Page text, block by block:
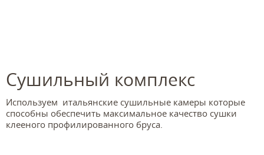
Сушильный комплекс
Используем итальянские сушильные камеры которые
способны обеспечить максимальное качество сушки
клееного профилированного бруса.